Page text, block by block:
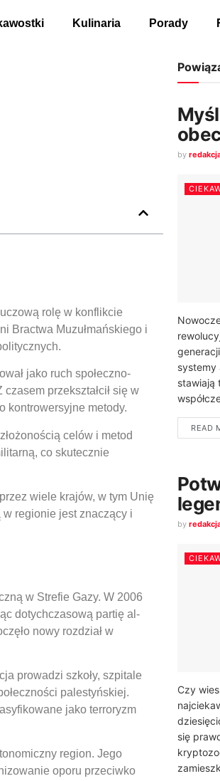
Kulinaria Porady
rolę w konflikcie
Bractwa Muzułmańskiego i
jako ruch społeczno-
przekształcił się w
kontrowersyjne metody.
celów i metod
co skutecznie
wiele krajów, w tym Unię
regionie jest znaczący i
w Strefie Gazy. W 2006
dotychczasową partię al-
nowy rozdział w
prowadzi szkoły, szpitale
palestyńskiej.
jako terroryzm
region. Jego
oporu przeciwko
by
systemy
stawiają
READ
by
Czy
się